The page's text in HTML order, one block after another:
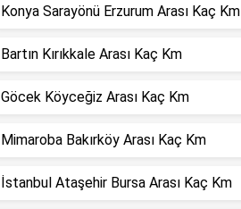
Konya Sarayönü Erzurum Arası Kaç Km
Bartın Kırıkkale Arası Kaç Km
Göcek Köyceğiz Arası Kaç Km
Mimaroba Bakırköy Arası Kaç Km
İstanbul Ataşehir Bursa Arası Kaç Km